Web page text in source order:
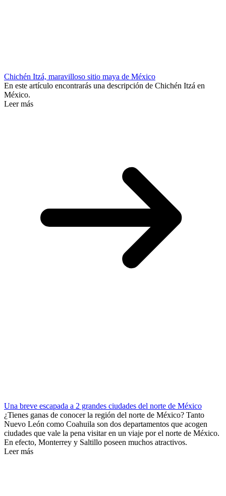
Chichén Itzá, maravilloso sitio maya de México
En este artículo encontrarás una descripción de Chichén Itzá en
México.
Leer más
Una breve escapada a 2 grandes ciudades del norte de México
¿Tienes ganas de conocer la región del norte de México? Tanto
Nuevo León como Coahuila son dos departamentos que acogen
ciudades que vale la pena visitar en un viaje por el norte de México.
En efecto, Monterrey y Saltillo poseen muchos atractivos.
Leer más